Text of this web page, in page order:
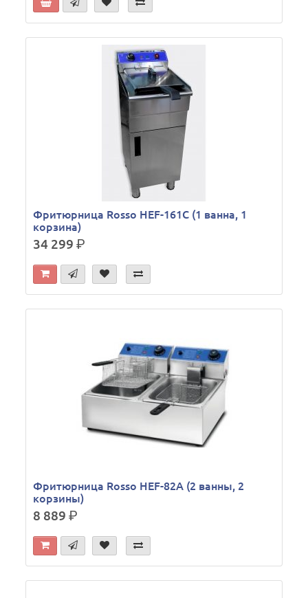
Фритюрница Rosso HEF-161C (1 ванна, 1
корзина)
34 299р.
Фритюрница Rosso HEF-82А (2 ванны, 2
корзины)
8 889р.